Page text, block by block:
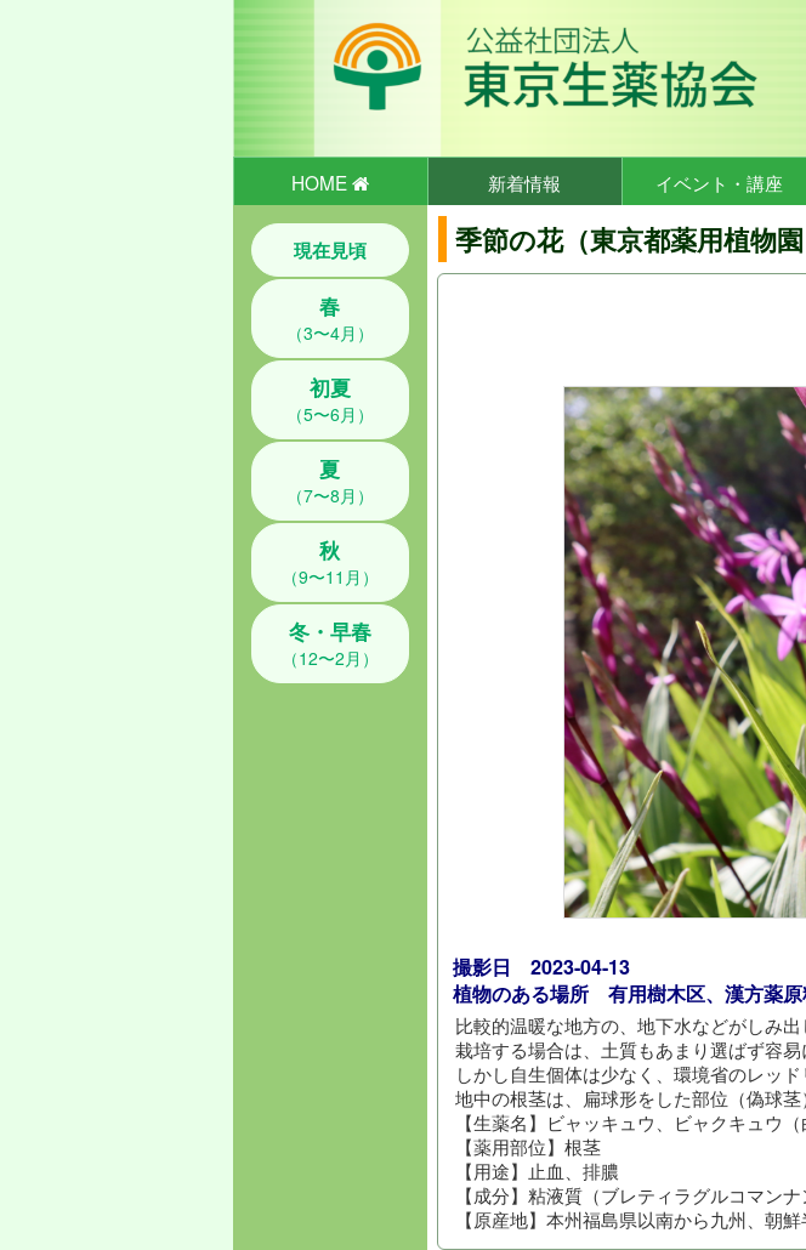
HOME 新着情報 イベント・講座
現在見頃
春
（3〜4月）
初夏
（5〜6月）
夏
（7〜8月）
秋
（9〜11月）
冬・早春
（12〜2月）
季節の花（東京都薬用植物園
撮影日 2023-04-13
植物のある場所 有用樹木区、漢方薬
比較的温暖な地方の、地下水などがしみ
栽培する場合は、土質もあまり選ばず容
しかし自生個体は少なく、環境省のレッ
地中の根茎は、扁球形をした部位（偽球
【生薬名】ビャッキュウ、ビャクキュウ（
【薬用部位】根茎
【用途】止血、排膿
【成分】粘液質（ブレティラグルコマン
【原産地】本州福島県以南から九州、朝